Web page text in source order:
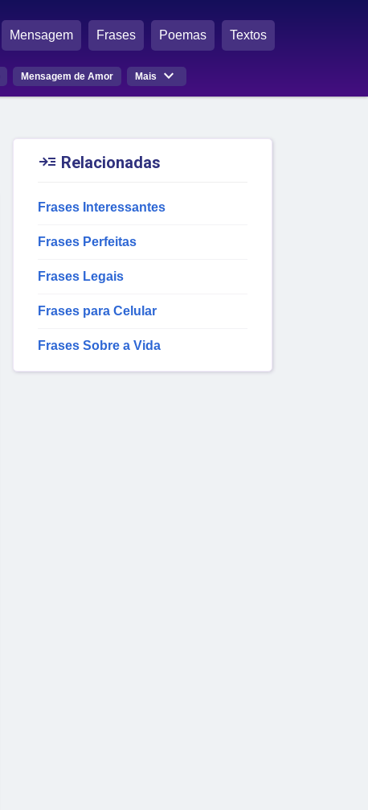
Mensagem Frases Poemas Textos
Mensagem de Amor Mais 
 Relacionadas
Frases Interessantes
Frases Perfeitas
Frases Legais
Frases para Celular
Frases Sobre a Vida